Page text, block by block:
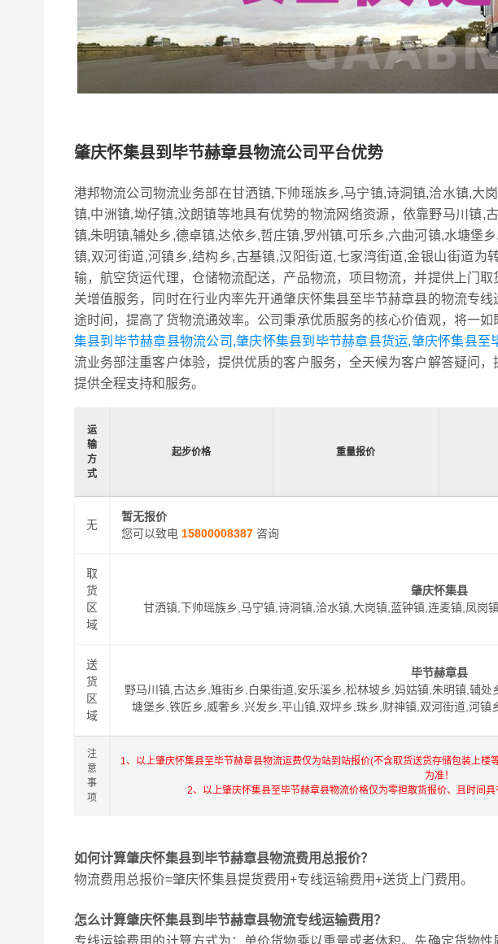
肇庆怀集县到毕节赫章县物流公司平台优势
港邦物流公司物流业务部在甘洒镇,下帅瑶族乡,马宁镇,诗洞镇,洽水镇,大
镇,中洲镇,坳仔镇,汶朗镇等地具有优势的物流网络资源，依靠野马川镇,
镇,朱明镇,辅处乡,德卓镇,达依乡,哲庄镇,罗州镇,可乐乡,六曲河镇,水塘堡
镇,双河街道,河镇乡,结构乡,古基镇,汉阳街道,七家湾街道,金银山街道为
输，航空货运代理，仓储物流配送，产品物流，项目物流，并提供上门
关增值服务，同时在行业内率先开通肇庆怀集县至毕节赫章县的物流专
途时间，提高了货物流通效率。公司秉承优质服务的核心价值观，将一
集县到毕节赫章县物流公司,肇庆怀集县到毕节赫章县货运,肇庆怀集县至
流业务部注重客户体验，提供优质的客户服务，全天候为客户解答疑问
提供全程支持和服务。
运
输
方
式
起步价格 重量报价
无
暂无报价
您可以致电 15800008387咨询
取
货
区
域
肇庆怀集县
甘洒镇,下帅瑶族乡,马宁镇,诗洞镇,洽水镇,大岗镇,蓝钟镇,连麦镇,凤岗
送
货
区
域
毕节赫章县
野马川镇,古达乡,雉街乡,白果街道,安乐溪乡,松林坡乡,妈姑镇,朱明镇,辅
塘堡乡,铁匠乡,威奢乡,兴发乡,平山镇,双坪乡,珠乡,财神镇,双河街道,河
注
意
事
项
1、以上肇庆怀集县至毕节赫章县物流运费仅为站到站报价(不含取货送货存储包装上
为准！
2、以上肇庆怀集县至毕节赫章县物流价格仅为零担散货报价、且时间
如何计算肇庆怀集县到毕节赫章县物流费用总报价？
物流费用总报价=肇庆怀集县提货费用+专线运输费用+送货上门费用。
怎么计算肇庆怀集县到毕节赫章县物流专线运输费用？
专线运输费用的计算方式为：单价货物乘以重量或者体积。先确定货物